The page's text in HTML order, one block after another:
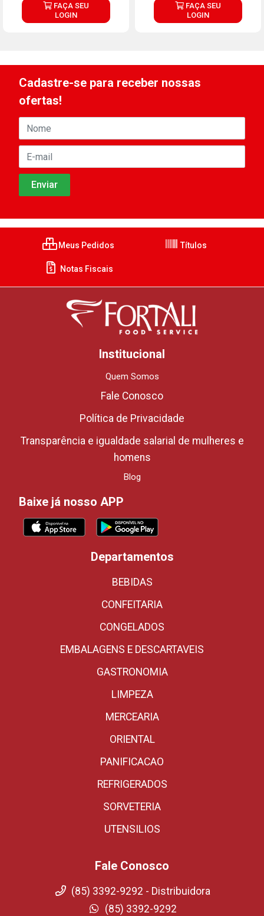
FAÇA SEU
LOGIN
FAÇA SEU
LOGIN
Cadastre-se para receber nossas
ofertas!
Meus Pedidos Títulos
Notas Fiscais
Institucional
Quem Somos
Fale Conosco
Política de Privacidade
Transparência e igualdade salarial de mulheres e
homens
Blog
Baixe já nosso APP
Departamentos
BEBIDAS
CONFEITARIA
CONGELADOS
EMBALAGENS E DESCARTAVEIS
GASTRONOMIA
LIMPEZA
MERCEARIA
ORIENTAL
PANIFICACAO
REFRIGERADOS
SORVETERIA
UTENSILIOS
Fale Conosco
(85) 3392-9292 - Distribuidora
(85) 3392-9292